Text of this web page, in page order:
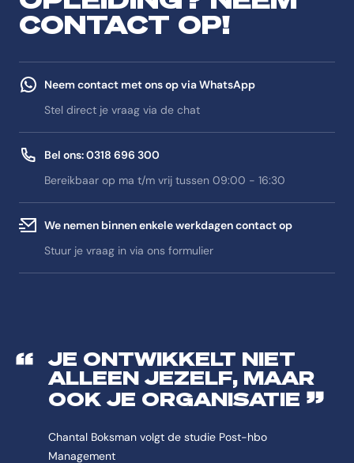
CONTACT OP!
Neem contact met ons op via WhatsApp
Stel direct je vraag via de chat
Bel ons: 0318 696 300
Bereikbaar op ma t/m vrij tussen 09:00 - 16:30
We nemen binnen enkele werkdagen contact op
Stuur je vraag in via ons formulier
JE ONTWIKKELT NIET
ALLEEN JEZELF, MAAR
OOK JE ORGANISATIE
Chantal Boksman volgt de studie Post-hbo
Management